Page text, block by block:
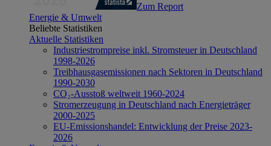
Zum Report
Energie & Umwelt
Beliebte Statistiken
Aktuelle Statistiken
Industriestrompreise inkl. Stromsteuer in Deutschland
1998-2026
Treibhausgasemissionen nach Sektoren in Deutschland
1990-2030
CO₂-Ausstoß weltweit 1960-2024
Stromerzeugung in Deutschland nach Energieträger
2000-2025
EU-Emissionshandel: Entwicklung der Preise 2023-
2026